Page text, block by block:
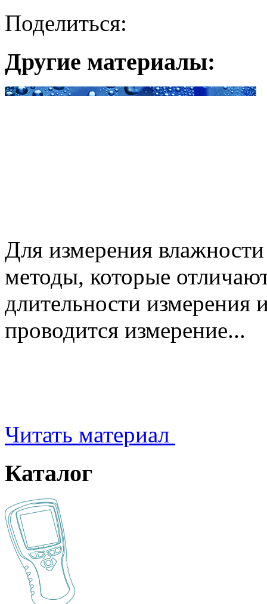
Поделиться:
Другие материалы:
Для измерения
методы, которые
длительности измерения
проводится измерение...
Читать материал
Каталог